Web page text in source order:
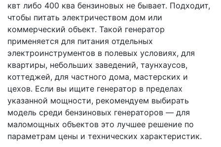
квт либо 400 ква бензиновых не бывает. Подходит,
чтобы питать электричеством дом или
коммерческий объект. Такой генератор
применяется для питания отдельных
электроинструментов в полевых условиях, для
квартиры, небольших заведений, таунхаусов,
коттеджей, для частного дома, мастерских и
цехов. Если вы ищите генератор в пределах
указанной мощности, рекомендуем выбирать
модель среди бензиновых генераторов — для
маломощных объектов это лучшее решение по
параметрам цены и технических характеристик.